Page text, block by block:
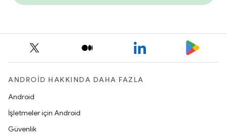
ANDROID HAKKINDA DAHA FAZLA
Android
İşletmeler için Android
Güvenlik